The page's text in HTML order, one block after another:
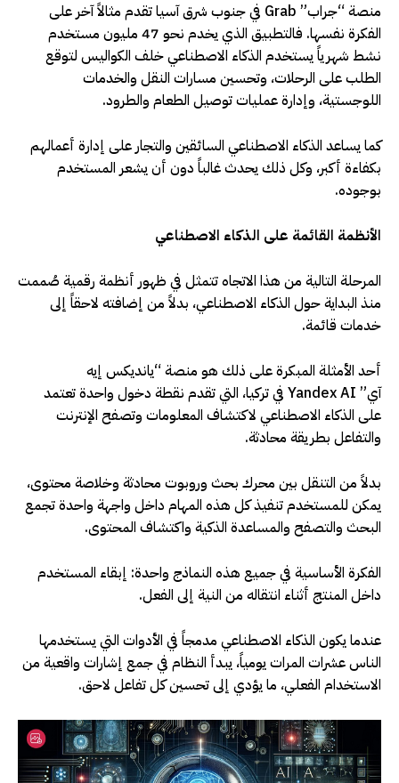
منصة “جراب” Grab في جنوب شرق آسيا تقدم مثالاً آخر على
الفكرة نفسها. فالتطبيق الذي يخدم نحو 47 مليون مستخدم
نشط شهرياً يستخدم الذكاء الاصطناعي خلف الكواليس لتوقع
الطلب على الرحلات، وتحسين مسارات النقل والخدمات
اللوجستية، وإدارة عمليات توصيل الطعام والطرود.
كما يساعد الذكاء الاصطناعي السائقين والتجار على إدارة أعمالهم
بكفاءة أكبر، وكل ذلك يحدث غالباً دون أن يشعر المستخدم
بوجوده.
الأنظمة القائمة على الذكاء الاصطناعي
المرحلة التالية من هذا الاتجاه تتمثل في ظهور أنظمة رقمية صُممت
منذ البداية حول الذكاء الاصطناعي، بدلاً من إضافته لاحقاً إلى
خدمات قائمة.
أحد الأمثلة المبكرة على ذلك هو منصة “يانديكس إيه
آي” Yandex AI في تركيا، التي تقدم نقطة دخول واحدة تعتمد
على الذكاء الاصطناعي لاكتشاف المعلومات وتصفح الإنترنت
والتفاعل بطريقة محادثة.
بدلاً من التنقل بين محرك بحث وروبوت محادثة وخلاصة محتوى،
يمكن للمستخدم تنفيذ كل هذه المهام داخل واجهة واحدة تجمع
البحث والتصفح والمساعدة الذكية واكتشاف المحتوى.
الفكرة الأساسية في جميع هذه النماذج واحدة: إبقاء المستخدم
داخل المنتج أثناء انتقاله من النية إلى الفعل.
عندما يكون الذكاء الاصطناعي مدمجاً في الأدوات التي يستخدمها
الناس عشرات المرات يومياً، يبدأ النظام في جمع إشارات واقعية من
الاستخدام الفعلي، ما يؤدي إلى تحسين كل تفاعل لاحق.